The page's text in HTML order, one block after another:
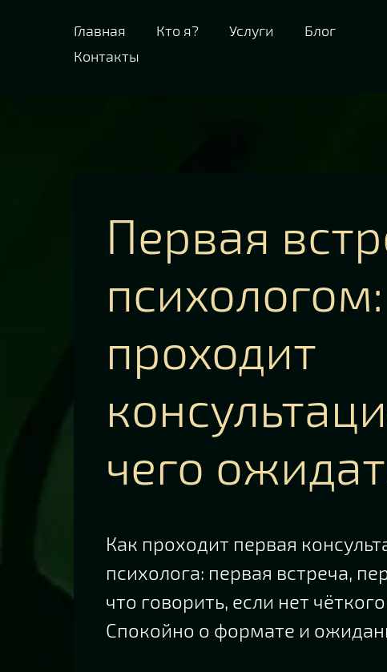
Главная Кто я? Услуги
Блог
Контакты
Первая
проходит
чего
Как проходит первая
психолога: первая встреча,
что говорить, если нет
Спокойно о формате и